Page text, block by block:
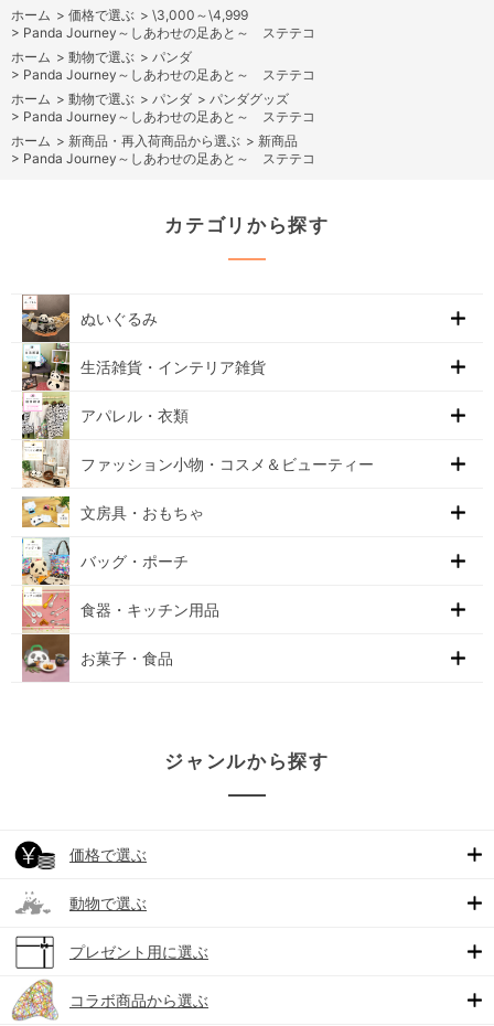
ホーム > 価格で選ぶ > \3,000～\4,999
> Panda Journey～しあわせの足あと～ ステテコ
ホーム > 動物で選ぶ > パンダ
> Panda Journey～しあわせの足あと～ ステテコ
ホーム > 動物で選ぶ > パンダ > パンダグッズ
> Panda Journey～しあわせの足あと～ ステテコ
ホーム > 新商品・再入荷商品から選ぶ > 新商品
> Panda Journey～しあわせの足あと～ ステテコ
カテゴリから探す
ぬいぐるみ
生活雑貨・インテリア雑貨
アパレル・衣類
ファッション小物・コスメ＆ビューティー
文房具・おもちゃ
バッグ・ポーチ
食器・キッチン用品
お菓子・食品
ジャンルから探す
価格で選ぶ
動物で選ぶ
プレゼント用に選ぶ
コラボ商品から選ぶ